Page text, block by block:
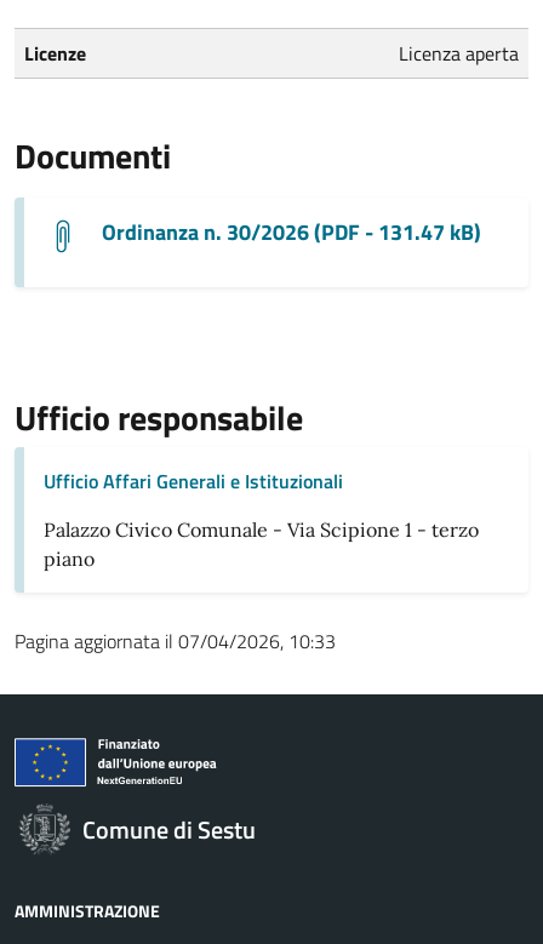
Licenze Licenza aperta
Documenti
Ordinanza n. 30/2026 (PDF - 131.47 kB)
Ufficio responsabile
Ufficio Affari Generali e Istituzionali
Palazzo Civico Comunale - Via Scipione 1 - terzo
piano
Pagina aggiornata il 07/04/2026, 10:33
Comune di Sestu
AMMINISTRAZIONE